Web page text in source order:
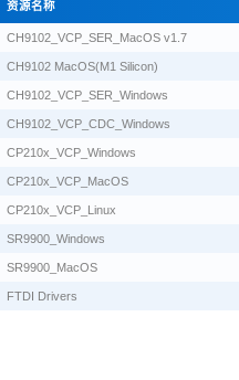
资源名称
CH9102_VCP_SER_MacOS v1.7
CH9102 MacOS(M1 Silicon)
CH9102_VCP_SER_Windows
CH9102_VCP_CDC_Windows
CP210x_VCP_Windows
CP210x_VCP_MacOS
CP210x_VCP_Linux
SR9900_Windows
SR9900_MacOS
FTDI Drivers